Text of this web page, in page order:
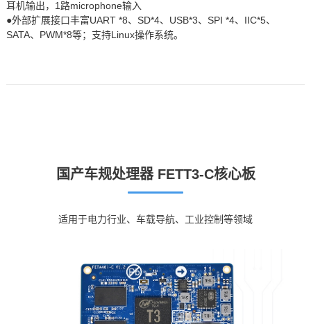
耳机输出，1路microphone输入
●外部扩展接口丰富UART*8、SD*4、USB*3、 SPI *4、IIC*5、
SATA、PWM*8等；支持Linux操作系统。
国产车规处理器 FETT3-C核心板
适用于电力行业、车载导航、工业控制等领域